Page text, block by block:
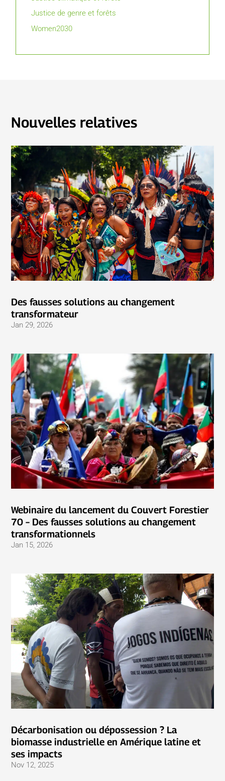
Justice de genre et forêts
Women2030
Nouvelles relatives
Des fausses solutions au changement
transformateur
Jan 29, 2026
Webinaire du lancement du Couvert Forestier
70 – Des fausses solutions au changement
transformationnels
Jan 15, 2026
Décarbonisation ou dépossession ? La
biomasse industrielle en Amérique latine et
ses impacts
Nov 12, 2025